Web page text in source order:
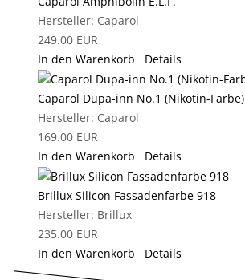
Hersteller: Caparol
249.00 EUR
In den Warenkorb
Details
Caparol Dupa-inn No.1 (Nikotin-Farbe)
Hersteller: Caparol
169.00 EUR
In den Warenkorb
Details
Brillux Silicon Fassadenfarbe 918
Hersteller: Brillux
235.00 EUR
In den Warenkorb
Details